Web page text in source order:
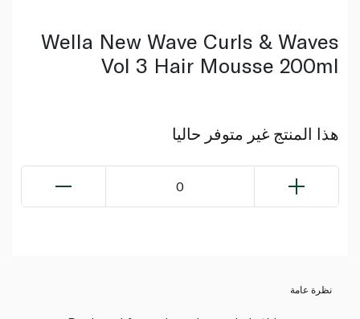
Wella New Wave Curls & Waves
Vol 3 Hair Mousse 200ml
هذا المنتج غير متوفر حاليا
0
نظرة عامة